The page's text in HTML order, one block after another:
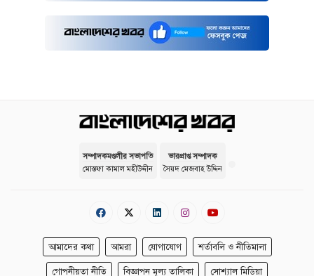
সম্পাদকমণ্ডলীর সভাপতি
মোস্তফা কামাল মহীউদ্দীন
ভারপ্রাপ্ত সম্পাদক
সৈয়দ মেজবাহ উদ্দিন
আমাদের কথা আমরা যোগাযোগ শর্তাবলি ও নীতিমালা
গোপনীয়তা নীতি বিজ্ঞাপন মূল্য তালিকা সোশ্যাল মিডিয়া